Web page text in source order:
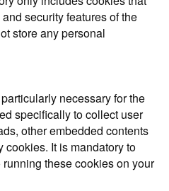
security features of the
store any personal
necessary for the
specifically to collect user
other embedded contents
cookies. It is mandatory to
these cookies on your